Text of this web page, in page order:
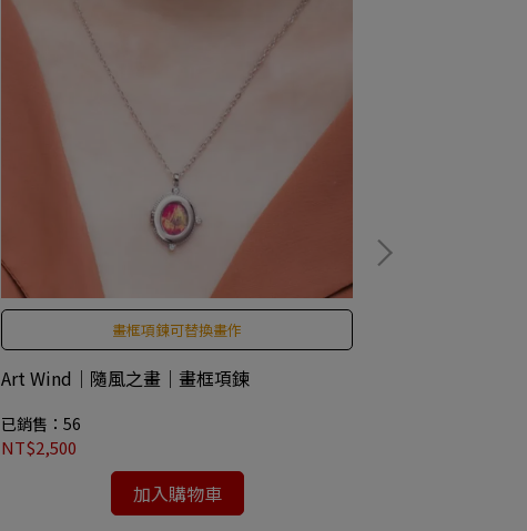
畫框項鍊可替換畫作
Art Wind｜隨風之畫｜畫框項鍊
已銷售：56
NT$2,500
加入購物車